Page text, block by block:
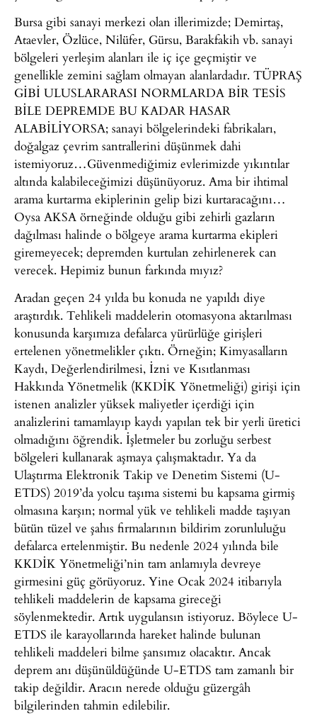
Bursa gibi sanayi merkezi olan illerimizde; Demirtaş,
Ataevler, Özlüce, Nilüfer, Gürsu, Barakfakih vb. sanayi
bölgeleri yerleşim alanları ile iç içe geçmiştir ve
genellikle zemini sağlam olmayan alanlardadır. TÜPRAŞ
GİBİ ULUSLARARASI NORMLARDA BİR TESİS
BİLE DEPREMDE BU KADAR HASAR
ALABİLİYORSA; sanayi bölgelerindeki fabrikaları,
doğalgaz çevrim santrallerini düşünmek dahi
istemiyoruz…Güvenmediğimiz evlerimizde yıkıntılar
altında kalabileceğimizi düşünüyoruz. Ama bir ihtimal
arama kurtarma ekiplerinin gelip bizi kurtaracağını…
Oysa AKSA örneğinde olduğu gibi zehirli gazların
dağılması halinde o bölgeye arama kurtarma ekipleri
giremeyecek; depremden kurtulan zehirlenerek can
verecek. Hepimiz bunun farkında mıyız?
Aradan geçen 24 yılda bu konuda ne yapıldı diye
araştırdık. Tehlikeli maddelerin otomasyona aktarılması
konusunda karşımıza defalarca yürürlüğe girişleri
ertelenen yönetmelikler çıktı. Örneğin; Kimyasalların
Kaydı, Değerlendirilmesi, İzni ve Kısıtlanması
Hakkında Yönetmelik (KKDİK Yönetmeliği) girişi için
istenen analizler yüksek maliyetler içerdiği için
analizlerini tamamlayıp kaydı yapılan tek bir yerli üretici
olmadığını öğrendik. İşletmeler bu zorluğu serbest
bölgeleri kullanarak aşmaya çalışmaktadır. Ya da
Ulaştırma Elektronik Takip ve Denetim Sistemi (U-
ETDS) 2019’da yolcu taşıma sistemi bu kapsama girmiş
olmasına karşın; normal yük ve tehlikeli madde taşıyan
bütün tüzel ve şahıs firmalarının bildirim zorunluluğu
defalarca ertelenmiştir. Bu nedenle 2024 yılında bile
KKDİK Yönetmeliği’nin tam anlamıyla devreye
girmesini güç görüyoruz. Yine Ocak 2024 itibarıyla
tehlikeli maddelerin de kapsama gireceği
söylenmektedir. Artık uygulansın istiyoruz. Böylece U-
ETDS ile karayollarında hareket halinde bulunan
tehlikeli maddeleri bilme şansımız olacaktır. Ancak
deprem anı düşünüldüğünde U-ETDS tam zamanlı bir
takip değildir. Aracın nerede olduğu güzergâh
bilgilerinden tahmin edilebilir.